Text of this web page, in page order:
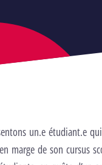
un.e étudiant.e
marge de son cursus